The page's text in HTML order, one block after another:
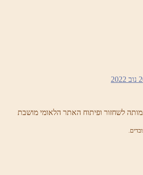
נוב 2022
לשחזור ופיתוח האתר הלאומי מושבת